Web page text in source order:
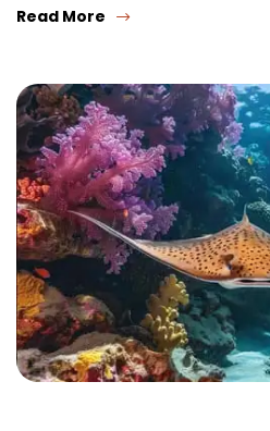
Read More